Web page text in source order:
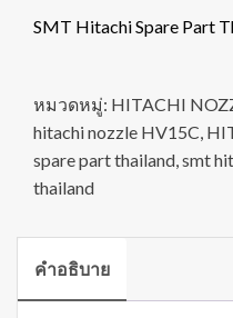
SMT Hitachi Spare Part
หมวดหมู่: HITACHI
hitachi nozzle HV15C,
spare part thailand,smt
thailand
คำอธิบาย